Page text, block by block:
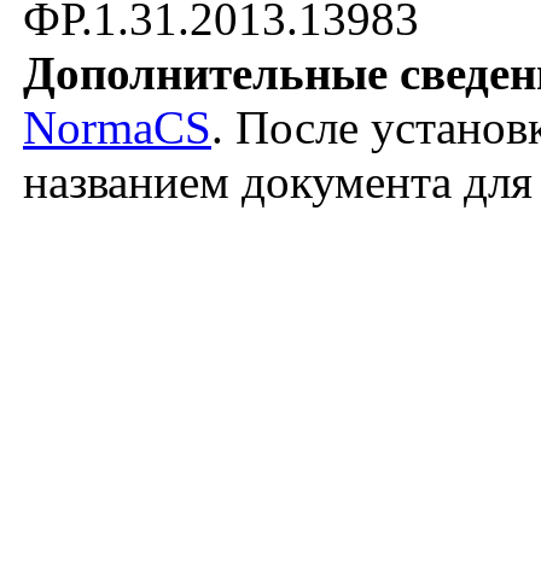
ФР.1.31.2013.13983
Дополнительные
NormaCS. После
названием документа